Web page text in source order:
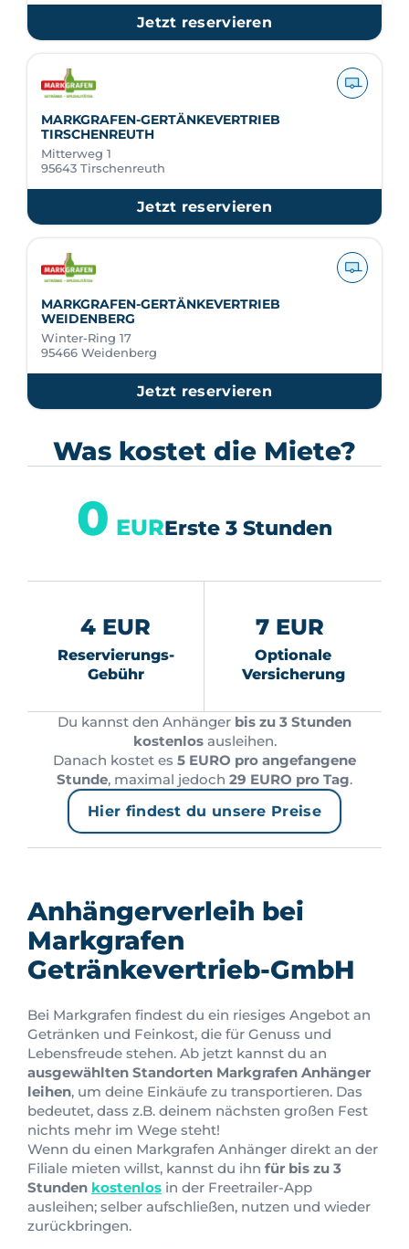
Jetzt reservieren
MARKGRAFEN-GERTÄNKEVERTRIEB
TIRSCHENREUTH
Mitterweg 1
95643 Tirschenreuth
Jetzt reservieren
MARKGRAFEN-GERTÄNKEVERTRIEB
WEIDENBERG
Winter-Ring 17
95466 Weidenberg
Jetzt reservieren
Was kostet die Miete?
4 EUR
Reservierungs-
Gebühr
0 EURErste 3 Stunden
7 EUR
Optionale
Versicherung
Du kannst den Anhänger bis zu 3 Stunden
kostenlosausleihen.
Danach kostet es 5 EURO pro angefangene
Stunde, maximal jedoch 29 EURO pro Tag.
Hier findest du unsere Preise
Anhängerverleih bei
Markgrafen
Getränkevertrieb-GmbH
Bei Markgrafen findest du ein riesiges Angebot an
Getränken und Feinkost, die für Genuss und
Lebensfreude stehen. Ab jetzt kannst du an
ausgewählten Standorten Markgrafen Anhänger
leihen, um deine Einkäufe zu transportieren. Das
bedeutet, dass z.B. deinem nächsten großen Fest
nichts mehr im Wege steht!
Wenn du einen Markgrafen Anhänger direkt an der
Filiale mieten willst, kannst du ihn für bis zu 3
Stunden kostenlos in der Freetrailer-App
ausleihen; selber aufschließen, nutzen und wieder
zurückbringen.